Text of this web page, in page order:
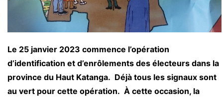
Le 25 janvier 2023 commence l’opération
d’identification et d’enrôlements des électeurs dans la
province du Haut Katanga. Déjà tous les signaux sont
au vert pour cette opération. À cette occasion, la